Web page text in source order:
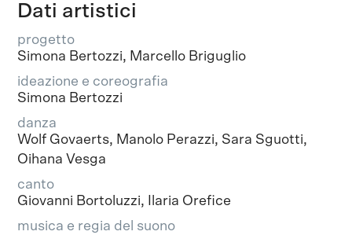
Dati artistici
progetto
Simona Bertozzi, Marcello Briguglio
ideazione e coreografia
Simona Bertozzi
danza
Wolf Govaerts, Manolo Perazzi, Sara Sguotti,
Oihana Vesga
canto
Giovanni Bortoluzzi, Ilaria Orefice
musica e regia del suono